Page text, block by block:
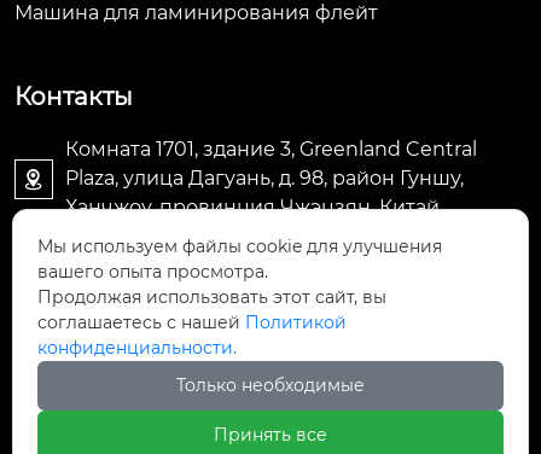
Машина для ламинирования флейт
Контакты

Комната 1701, здание 3, Greenland Central
Plaza, улица Дагуань, д. 98, район Гуншу,
Ханчжоу, провинция Чжэцзян, Китай
 machine@royal-packing.com
 +86-571-85829052
+8613325819288
Мы используем файлы cookie для улучшения
вашего опыта просмотра.
Продолжая использовать этот сайт, вы
соглашаетесь с нашей Политикой
конфиденциальности.
Только необходимые
Принять все